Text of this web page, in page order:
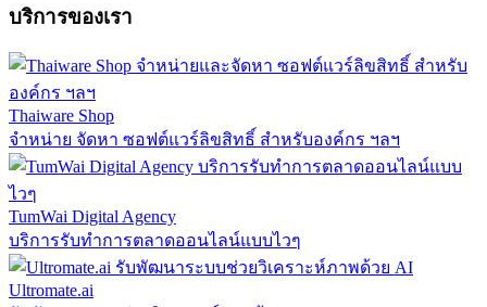
บริการของเรา
Thaiware Shop
จำหน่าย จัดหา ซอฟต์แวร์ลิขสิทธิ์ สำหรับองค์กร ฯลฯ
TumWai Digital Agency
บริการรับทำการตลาดออนไลน์แบบไวๆ
Ultromate.ai